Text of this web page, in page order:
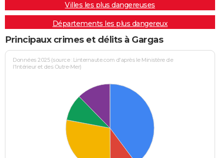
Villes les plus dangereuses
Départements les plus dangereux
Principaux crimes et délits à Gargas
Données 2025 (source : Linternaute.com d'après le Ministère de
l'Intérieur et des Outre-Mer)